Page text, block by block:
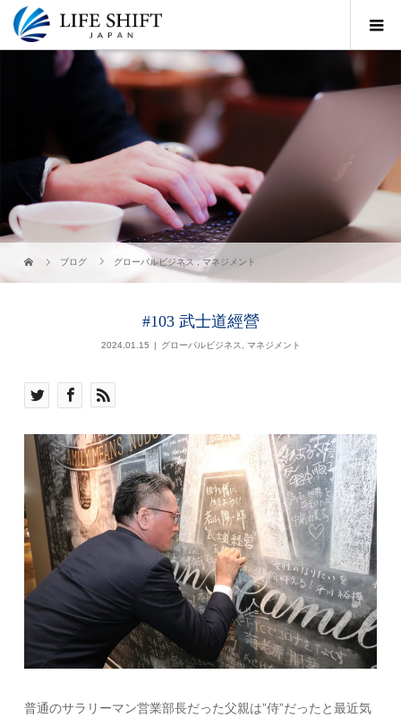
ブログ グローバルビジネス ,マネジメント
#103 武士道經營
2024.01.15 グローバルビジネス マネジメント
普通のサラリーマン営業部長だった父親は”侍”だったと最近気